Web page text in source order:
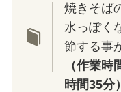
焼きそば
水っぽく
節する事
（作業
時間35分）